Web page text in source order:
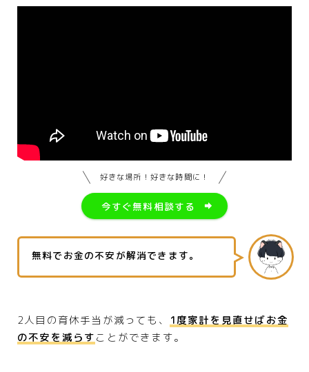
好きな場所！好きな時間に！
今すぐ無料相談する
無料でお金の不安が解消できます。
2人目の育休手当が減っても、
1度家計を見直せばお金
の不安を減らすことができます。